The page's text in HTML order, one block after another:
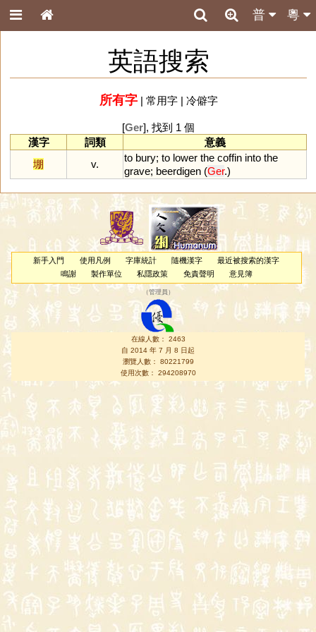
粵
普
英語搜索
所有字| 常用字| 冷僻字
[Ger], 找到 1 個
漢字
詞類
意義
堋
v.
to bury; to lower the coffin into the
grave; beerdigen (Ger.)
新手入門 使用凡例 字庫統計 隨機漢字
最近被搜索的漢字
鳴謝
製作單位 私隱政策 免責聲明 意見簿
（管理員 ）
在線人數： 2463
自 2014 年 7 月 8 日起
瀏覽人數： 80221799
使用次數： 294208970